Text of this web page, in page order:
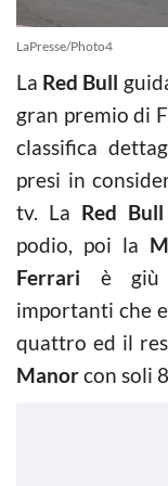
LaPresse/Photo4
La Red Bull
gran premio di
classifica
presi in
tv. La Red Bull
podio, poi la
Ferrari è giù
importanti che
quattro ed il
Manorcon soli